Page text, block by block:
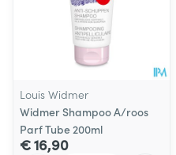
Louis Widmer
Widmer Shampoo A/roos
Parf Tube 200ml
€ 16,90